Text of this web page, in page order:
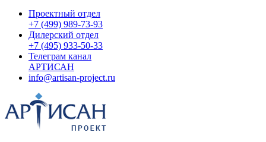
Проектный отдел
+7 (499) 989-73-93
Дилерский отдел
+7 (495) 933-50-33
Телеграм канал
АРТИСАН
info@artisan-project.ru